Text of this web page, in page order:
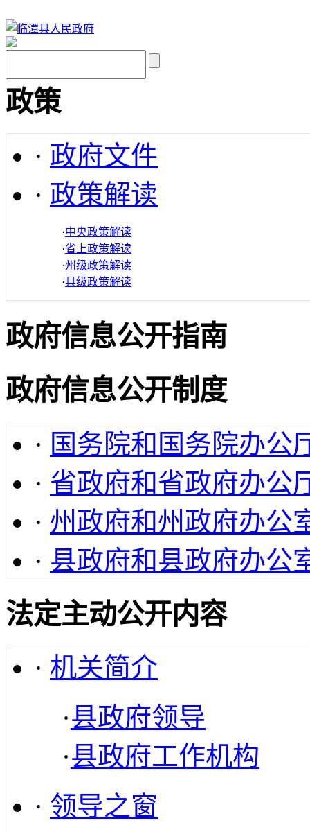
政策
· 政府文件
· 政策解读
·中央政策解读
·省上政策解读
·州级政策解读
·县级政策解读
政府信息公开指南
政府信息公开制度
· 国务院和国务院办公
· 省政府和省政府办公
· 州政府和州政府办公
· 县政府和县政府办公
法定主动公开内容
· 机关简介
·县政府领导
·县政府工作机构
· 领导之窗